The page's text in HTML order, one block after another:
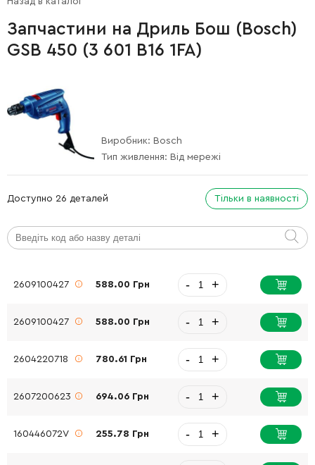
Запчастини на Дриль Бош (Bosch)
GSB 450 (3 601 B16 1FA)
Виробник: Bosch
Тип живлення: Від мережі
Доступно 26 деталей Тільки в наявності
2609100427 588.00 Грн - +
2609100427 588.00 Грн - +
2604220718 780.61 Грн - +
2607200623 694.06 Грн - +
160446072V 255.78 Грн - +